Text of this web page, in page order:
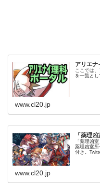
アリエナ
ここでは
を一覧とし
www.cl20.jp
「薬理
「薬理凶
薬理凶室
付き。
www.cl20.jp